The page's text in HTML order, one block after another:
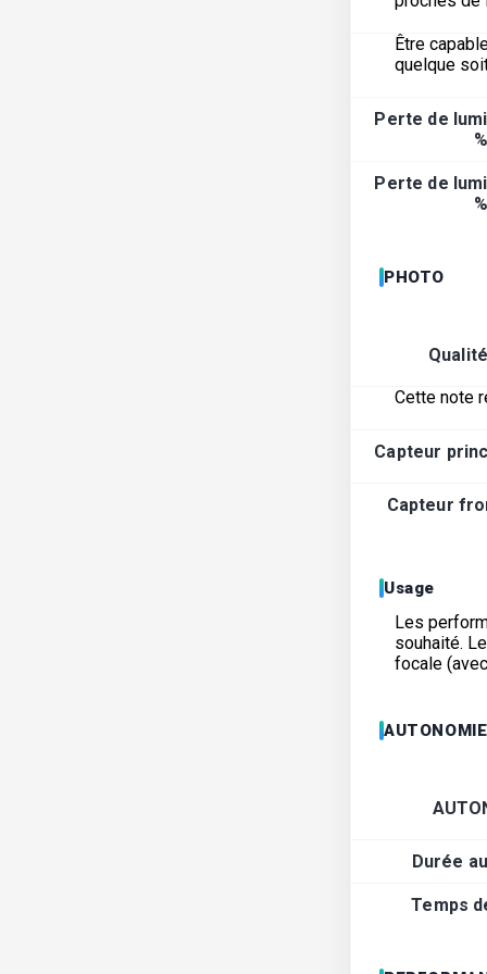
Être
quelque
Perte de
Perte de
PHOTO
Cette note
Capteur
Capteur
Usage
Les
souhaité.
focale
AUTONOMIE
Durée
Temps